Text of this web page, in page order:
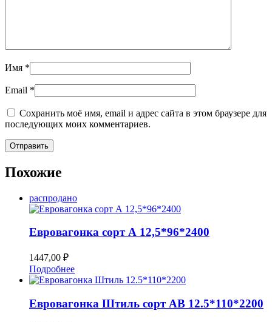
Имя *
Email *
Сохранить моё имя, email и адрес сайта в этом браузере для
последующих моих комментариев.
Похожие
распродано
Евровагонка сорт А 12,5*96*2400
1447,00 ₽
Подробнее
Евровагонка Штиль сорт AB 12.5*110*2200